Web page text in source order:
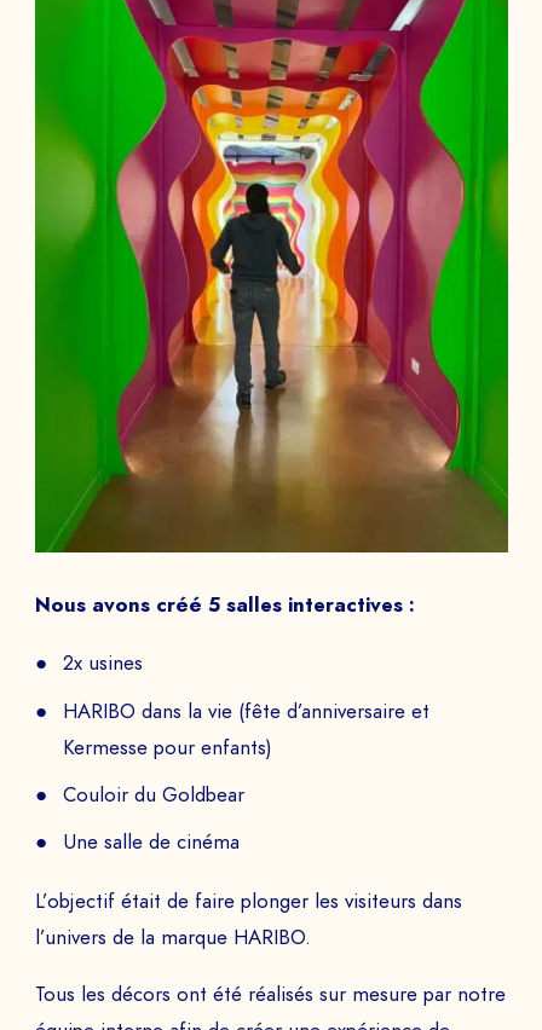
Nous avons créé 5 salles interactives :
2x usines
HARIBO dans la vie (fête d’anniversaire et
Kermesse pour enfants)
Couloir du Goldbear
Une salle de cinéma
L’objectif était de faire plonger les visiteurs dans
l’univers de la marque HARIBO.
Tous les décors ont été réalisés sur mesure par notre